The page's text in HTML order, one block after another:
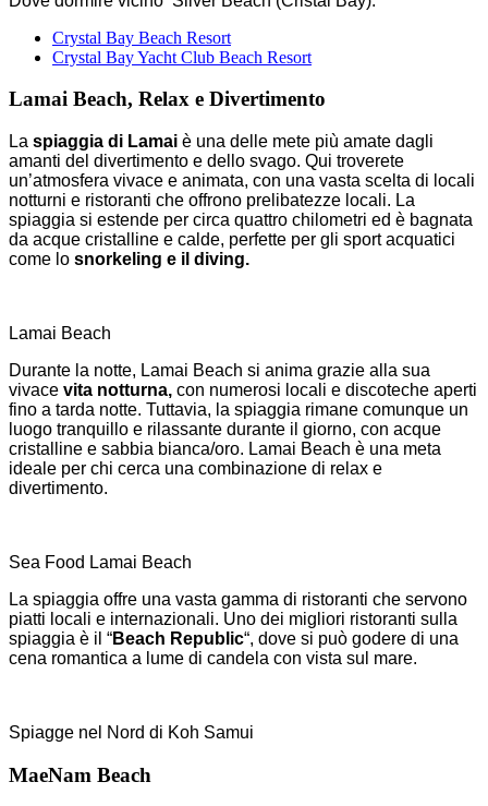
Crystal Bay Beach Resort
Crystal Bay Yacht Club Beach Resort
Lamai Beach, Relax e Divertimento
La spiaggia di Lamai è una delle mete più amate dagli
amanti del divertimento e dello svago. Qui troverete
un’atmosfera vivace e animata, con una vasta scelta di locali
notturni e ristoranti che offrono prelibatezze locali. La
spiaggia si estende per circa quattro chilometri ed è bagnata
da acque cristalline e calde, perfette per gli sport acquatici
come lo snorkeling e il diving.
Lamai Beach
Durante la notte, Lamai Beach si anima grazie alla sua
vivace vita notturna, con numerosi locali e discoteche aperti
fino a tarda notte. Tuttavia, la spiaggia rimane comunque un
luogo tranquillo e rilassante durante il giorno, con acque
cristalline e sabbia bianca/oro. Lamai Beach è una meta
ideale per chi cerca una combinazione di relax e
divertimento.
Sea Food Lamai Beach
La spiaggia offre una vasta gamma di ristoranti che servono
piatti locali e internazionali. Uno dei migliori ristoranti sulla
spiaggia è il “Beach Republic“, dove si può godere di una
cena romantica a lume di candela con vista sul mare.
Spiagge nel Nord di Koh Samui
MaeNam Beach